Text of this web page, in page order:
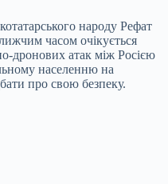
народу Рефат
часом очікується
дронових атак між Росією
населенню на
про свою безпеку.